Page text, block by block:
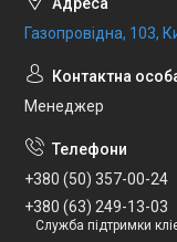
Газопровідна, 103,
Менеджер
+380 (50) 357-00-24
+380 (63) 249-13-03
Служба підтримки